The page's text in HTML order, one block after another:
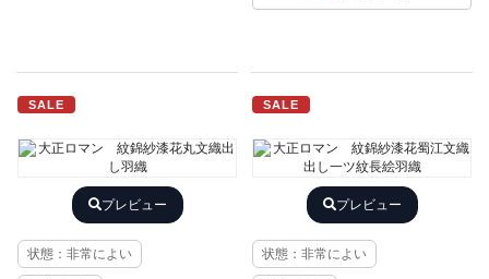
SALE
プレビュー
状態：非常によい
SALE
プレビュー
状態：非常によい